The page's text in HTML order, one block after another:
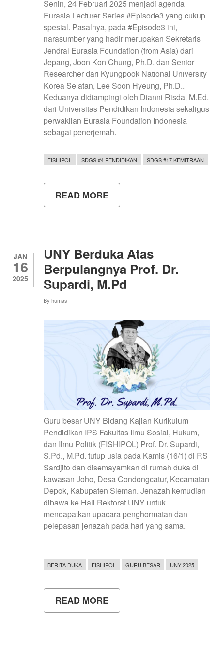
Senin, 24 Februari 2025 menjadi agenda
Eurasia Lecturer Series #Episode3 yang cukup
spesial. Pasalnya, pada #Episode3 ini,
narasumber yang hadir merupakan Sekretaris
Jendral Eurasia Foundation (from Asia) dari
Jepang, Joon Kon Chung, Ph.D. dan Senior
Researcher dari Kyungpook National University
Korea Selatan, Lee Soon Hyeung, Ph.D..
Keduanya didiampingi oleh Dianni Risda, M.Ed.
dari Universitas Pendidikan Indonesia sekaligus
perwakilan Eurasia Foundation Indonesia
sebagai penerjemah.
FISHIPOL SDGS #4 PENDIDIKAN SDGS #17 KEMITRAAN
READ MORE
KOLABORASI
SERIES
#EPISODE3
MENGHADIRKAN
SEKJEN
EURASIA
FOUNDATION
DAN
SENIOR
RESEARCHER
DARI
KYUNGPOOK
NATIONAL
UNIVERSITY,
KOREA
SELATAN
JAN
16
2025
UNY Berduka Atas
Berpulangnya Prof. Dr.
Supardi, M.Pd
By humas
Guru besar UNY Bidang Kajian Kurikulum
Pendidikan IPS Fakultas Ilmu Sosial, Hukum,
dan Ilmu Politik (FISHIPOL) Prof. Dr. Supardi,
S.Pd., M.Pd. tutup usia pada Kamis (16/1) di RS
Sardjito dan disemayamkan di rumah duka di
kawasan Joho, Desa Condongcatur, Kecamatan
Depok, Kabupaten Sleman. Jenazah kemudian
dibawa ke Hall Rektorat UNY untuk
mendapatkan upacara penghormatan dan
pelepasan jenazah pada hari yang sama.
BERITA DUKA FISHIPOL GURU BESAR UNY 2025
READ MORE
UNY